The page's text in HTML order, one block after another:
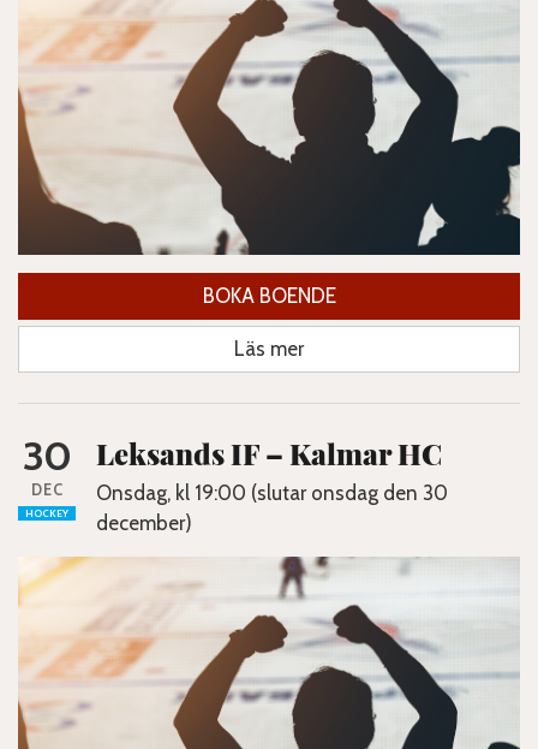
BOKA BOENDE
Läs mer
30
DEC
HOCKEY
Leksands IF – Kalmar HC
Onsdag, kl 19:00 (slutar onsdag den 30
december)